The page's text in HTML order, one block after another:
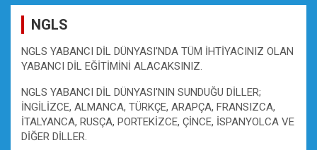
NGLS
NGLS YABANCI DİL DÜNYASI'NDA TÜM İHTİYACINIZ OLAN
YABANCI DİL EĞİTİMİNİ ALACAKSINIZ.
NGLS YABANCI DİL DÜNYASI'NIN SUNDUĞU DİLLER;
İNGİLİZCE, ALMANCA, TÜRKÇE, ARAPÇA, FRANSIZCA,
İTALYANCA, RUSÇA, PORTEKİZCE, ÇİNCE, İSPANYOLCA VE
DİĞER DİLLER.